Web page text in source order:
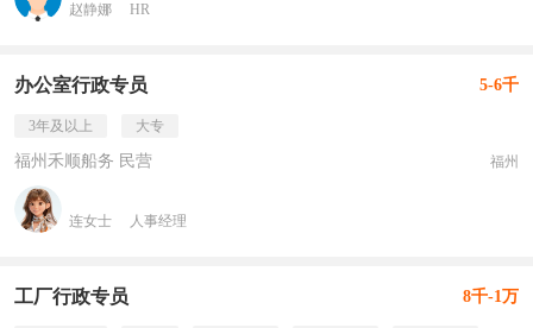
赵静娜 HR
办公室行政专员 5-6千
3年及以上 大专
福州禾顺船务 民营 福州
连女士 人事经理
工厂行政专员 8千-1万